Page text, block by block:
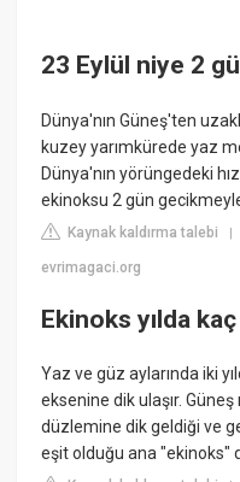
23 Eylül niye 2
Dünya'nın Güneş'ten
kuzey yarımkürede yaz
Dünya'nın yörüngedeki
ekinoksu 2 gün
Kaynak kaldırma talebi
evrimagaci.org
Ekinoks yılda
Yaz ve güz aylarında iki
eksenine dik ulaşır. Güneş
düzlemine dik geldiği ve
eşit olduğu ana "ekinoks"